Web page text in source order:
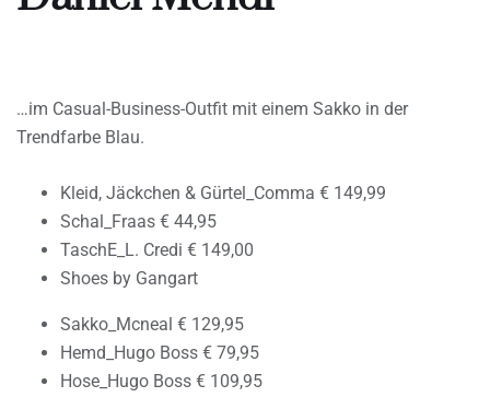
…im Casual-Business-Outfit mit einem Sakko in der
Trendfarbe Blau.
Kleid, Jäckchen & Gürtel_Comma € 149,99
Schal_Fraas € 44,95
TaschE_L. Credi € 149,00
Shoes by Gangart
Sakko_Mcneal € 129,95
Hemd_Hugo Boss € 79,95
Hose_Hugo Boss € 109,95